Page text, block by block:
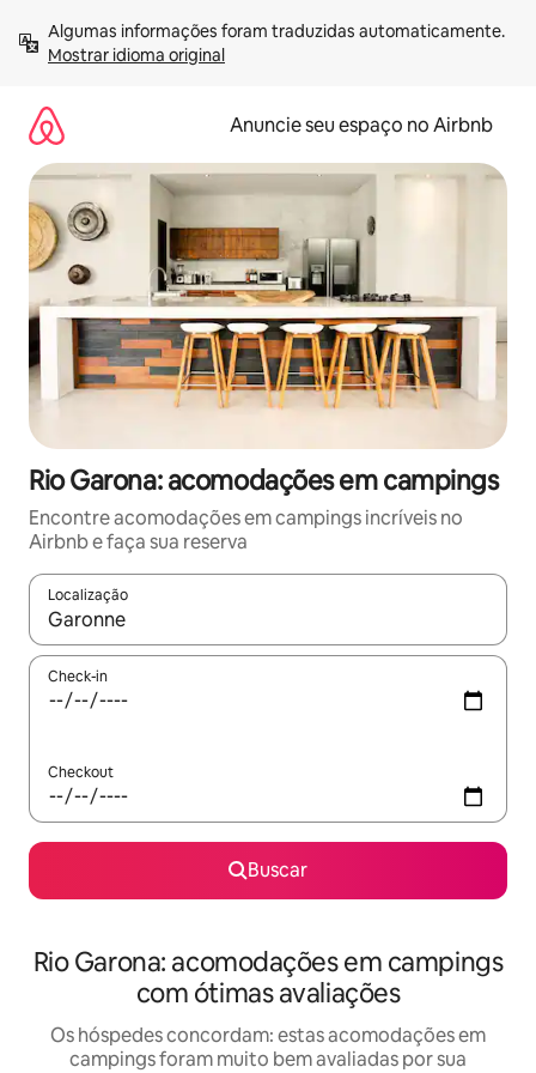
para
Mostrar idioma original
Anuncie seu espaço no Airbnb
Rio Garona: acomodações em campings
Encontre acomodações em campings incríveis no
Airbnb e faça sua reserva
Localização
Quando os resultados estiverem disponíveis, explore-os
Check-in
Checkout
Buscar
Rio Garona: acomodações em campings
com ótimas avaliações
Os hóspedes concordam: estas acomodações em
campings foram muito bem avaliadas por sua